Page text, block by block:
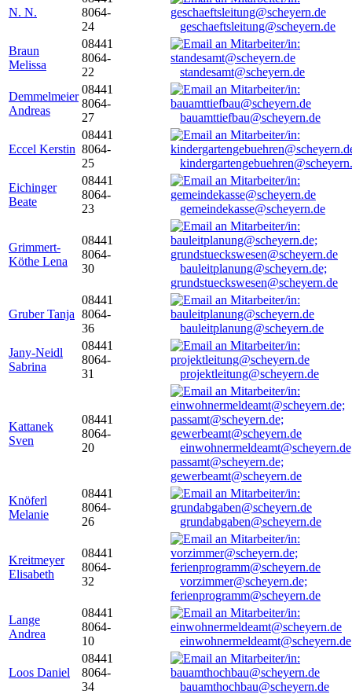
N. N.
8064-
24
geschaeftsleitung@scheyern.de
Braun
Melissa
08441
8064-
22
standesamt@scheyern.de
Demmelmeier
Andreas
08441
8064-
27
bauamttiefbau@scheyern.de
Eccel Kerstin
08441
8064-
25
Eichinger
Beate
08441
8064-
23
gemeindekasse@scheyern.de
Grimmert-
Köthe Lena
08441
8064-
30
bauleitplanung@scheyern.de;
grundstueckswesen@scheyern.de
Gruber Tanja
08441
8064-
36
bauleitplanung@scheyern.de
Jany-Neidl
Sabrina
08441
8064-
31
projektleitung@scheyern.de
Kattanek
Sven
08441
8064-
20
passamt@scheyern.de;
gewerbeamt@scheyern.de
Knöferl
Melanie
08441
8064-
26
grundabgaben@scheyern.de
Kreitmeyer
Elisabeth
08441
8064-
32
vorzimmer@scheyern.de;
ferienprogramm@scheyern.de
Lange
Andrea
08441
8064-
10
einwohnermeldeamt@scheyern.de
Loos Daniel
08441
8064-
34
bauamthochbau@scheyern.de